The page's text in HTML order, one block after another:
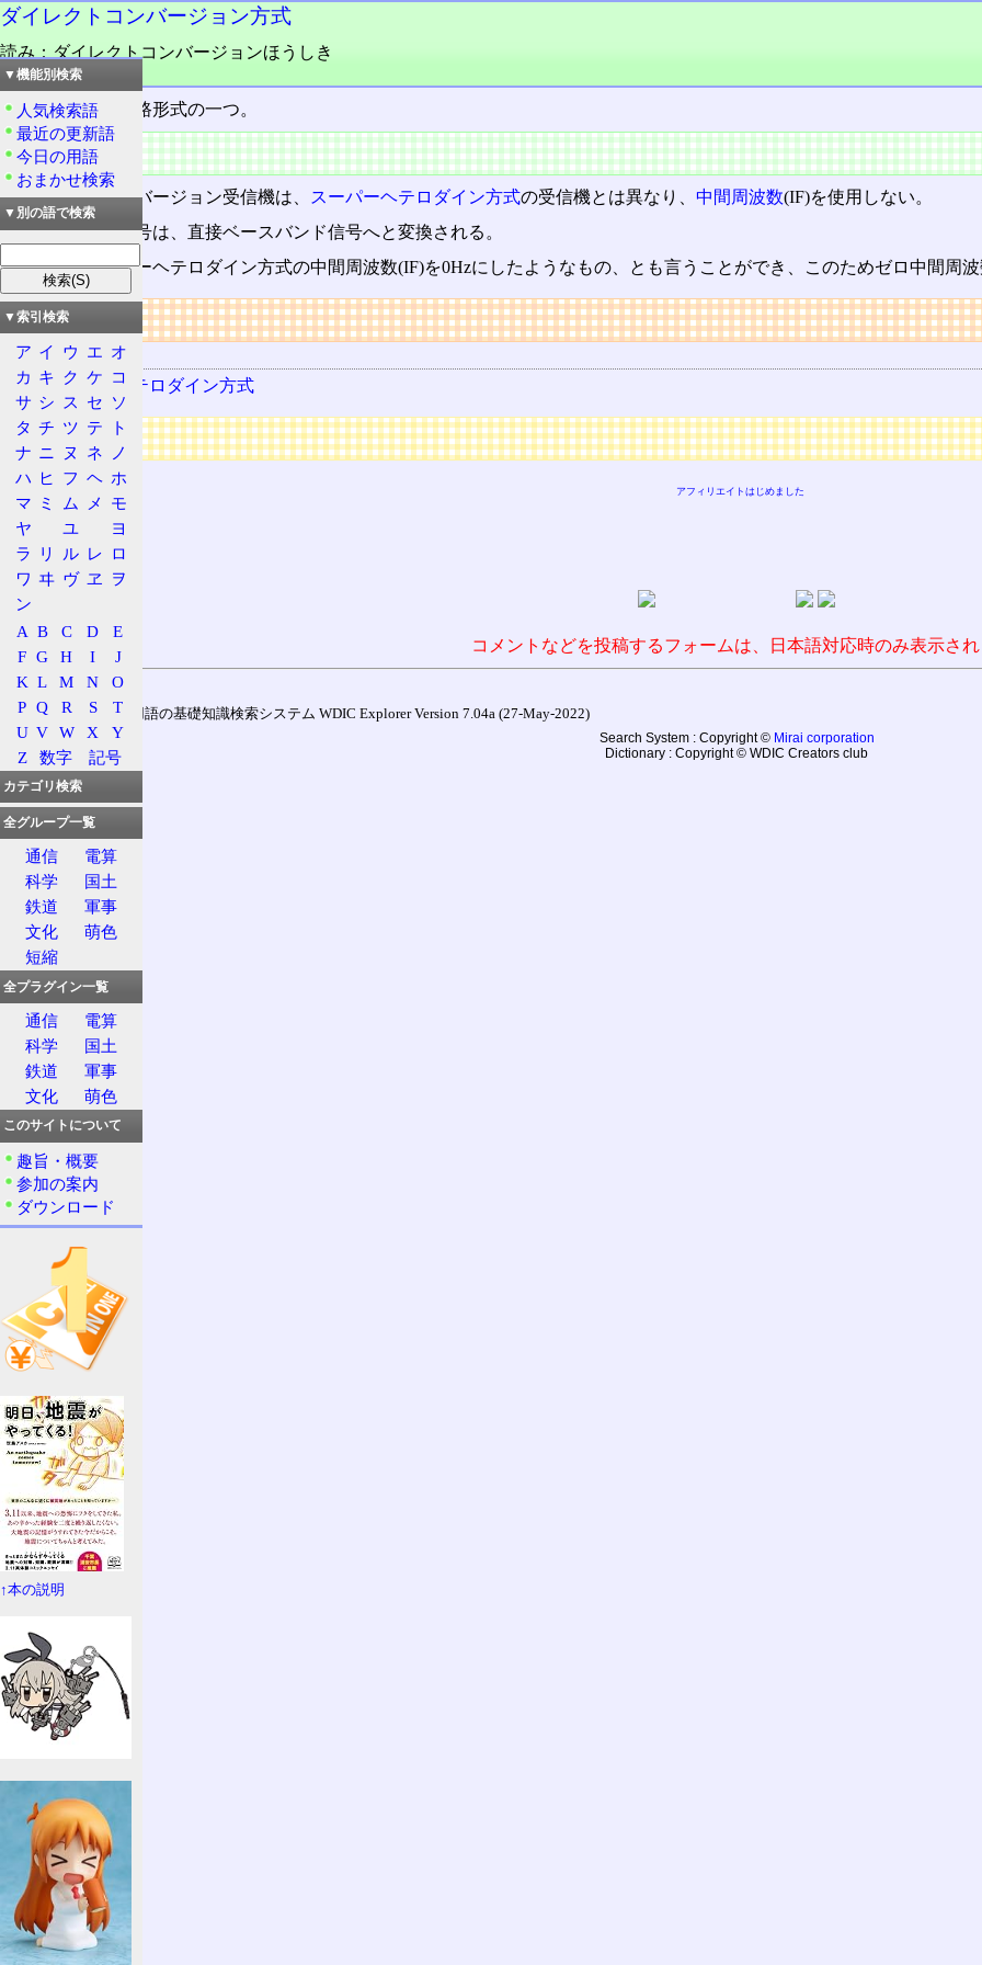
ダイレクトコンバージョン方式
読み：ダイレクトコンバージョンほうしき
品詞：名詞
電波受信機の回路形式の一つ。
概要
ダイレクトコンバージョン受信機は、 スーパーヘテロダイン方式の受信機とは異なり、中間周波数(IF)を使用しない。
受信した無線信号は、直接ベースバンド信号へと変換される。
これは、スーパーヘテロダイン方式の中間周波数(IF)を0Hzにしたようなもの、とも言うことができ、このためゼロ中間周
リンク
関連する用語
スーパーヘテロダイン方式
広告
アフィリエイトはじめました
コメントなどを投稿するフォームは、日本語対応時のみ表示さ
通信用語の基礎知識検索システム WDIC Explorer Version 7.04a (27-May-2022)
Search System : Copyright © Mirai corporation
Dictionary : Copyright © WDIC Creators club
▼機能別検索
人気検索語
最近の更新語
今日の用語
おまかせ検索
▼別の語で検索
▼索引検索
ア イ ウ エ オ
カ キ ク ケ コ
サ シ ス セ ソ
タ チ ツ テ
ト
ナ ニ ヌ ネ
ノ
ハ ヒ フ ヘ ホ
マ ミ ム メ
モ
ヤ
ユ
ヨ
ラ
リ ル レ ロ
ワ ヰ ヴ ヱ
ヲ
ン
A B C D
E
F G H I
J
K L M N
O
P Q R S
T
U V W X
Y
Z
数字 記号
カテゴリ検索
全グループ一覧
通信
電算
科学
国土
鉄道
軍事
文化
萌色
短縮
全プラグイン一覧
通信
電算
科学
国土
鉄道
軍事
文化
萌色
このサイトについて
趣旨・概要
参加の案内
ダウンロード
↑本の説明